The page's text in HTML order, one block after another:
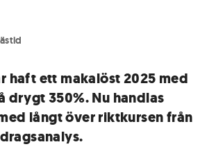
haft ett makalöst 2025 med
drygt 350%. Nu handlas
långt över riktkursen från